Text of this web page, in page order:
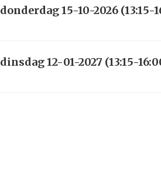
donderdag 15-10-2026 (13:15-
dinsdag 12-01-2027 (13:15-